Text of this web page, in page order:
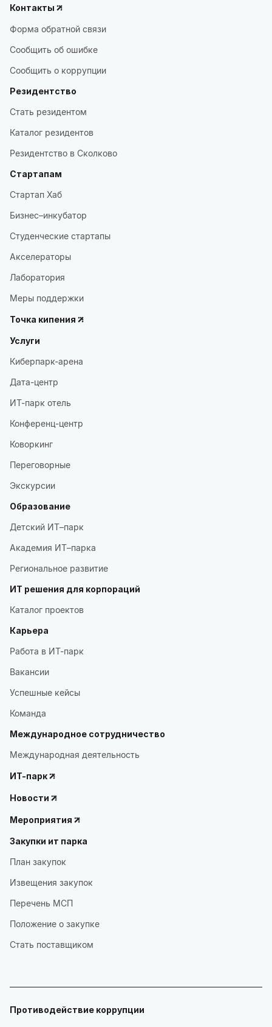
Контакты
Форма обратной связи
Сообщить об ошибке
Сообщить о коррупции
Резидентство
Стать резидентом
Каталог резидентов
Резидентство в Сколково
Стартапам
Стартап Хаб
Бизнес–инкубатор
Студенческие стартапы
Акселераторы
Лаборатория
Меры поддержки
Точка кипения
Услуги
Киберпарк-арена
Дата-центр
ИТ-парк отель
Конференц-центр
Коворкинг
Переговорные
Экскурсии
Образование
Детский ИТ–парк
Академия ИТ–парка
Региональное развитие
ИТ решения для корпораций
Каталог проектов
Карьера
Работа в ИТ-парк
Вакансии
Успешные кейсы
Команда
Международное сотрудничество
Международная деятельность
ИТ-парк
Новости
Мероприятия
Закупки ит парка
План закупок
Извещения закупок
Перечень МСП
Положение о закупке
Стать поставщиком
Противодействие коррупции